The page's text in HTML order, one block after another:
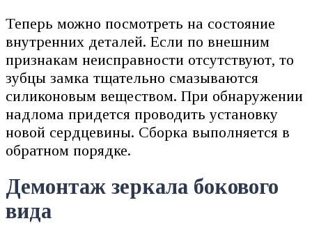
Теперь можно посмотреть на состояние
внутренних деталей. Если по внешним
признакам неисправности отсутствуют, то
зубцы замка тщательно смазываются
силиконовым веществом. При обнаружении
надлома придется проводить установку
новой сердцевины. Сборка выполняется в
обратном порядке.
Демонтаж зеркала бокового
вида